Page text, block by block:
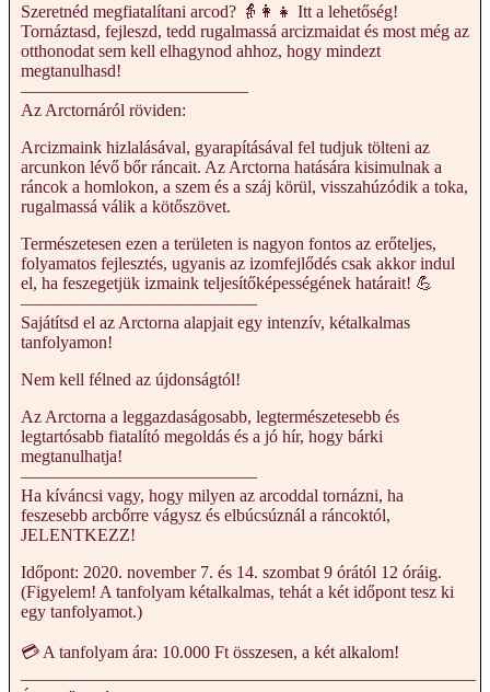
Szeretnéd megfiatalítani arcod? 👵👩👧 Itt a lehetőség!
Tornáztasd, fejleszd, tedd rugalmassá arcizmaidat és most még az
otthonodat sem kell elhagynod ahhoz, hogy mindezt
megtanulhasd!
—————————————
Az Arctornáról röviden:
Arcizmaink hizlalásával, gyarapításával fel tudjuk tölteni az
arcunkon lévő bőr ráncait. Az Arctorna hatására kisimulnak a
ráncok a homlokon, a szem és a száj körül, visszahúzódik a toka,
rugalmassá válik a kötőszövet.
Természetesen ezen a területen is nagyon fontos az erőteljes,
folyamatos fejlesztés, ugyanis az izomfejlődés csak akkor indul
el, ha feszegetjük izmaink teljesítőképességének határait! 💪
—————————————–
Sajátítsd el az Arctorna alapjait egy intenzív, kétalkalmas
tanfolyamon!
Nem kell félned az újdonságtól!
Az Arctorna a leggazdaságosabb, legtermészetesebb és
legtartósabb fiatalító megoldás és a jó hír, hogy bárki
megtanulhatja!
—————————————–
Ha kíváncsi vagy, hogy milyen az arcoddal tornázni, ha
feszesebb arcbőrre vágysz és elbúcsúznál a ráncoktól,
JELENTKEZZ!
Időpont: 2020. november 7. és 14. szombat 9 órától 12 óráig.
(Figyelem! A tanfolyam kétalkalmas, tehát a két időpont tesz ki
egy tanfolyamot.)
💳 A tanfolyam ára: 10.000 Ft összesen, a két alkalom!
——————————————————————————